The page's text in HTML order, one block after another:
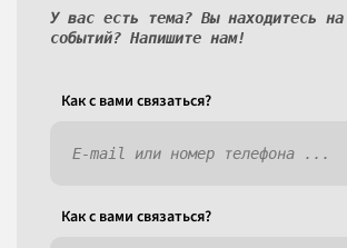
У вас есть тема? Вы находитесь
событий? Напишите нам!
Как c вами связаться?
Как c вами связаться?